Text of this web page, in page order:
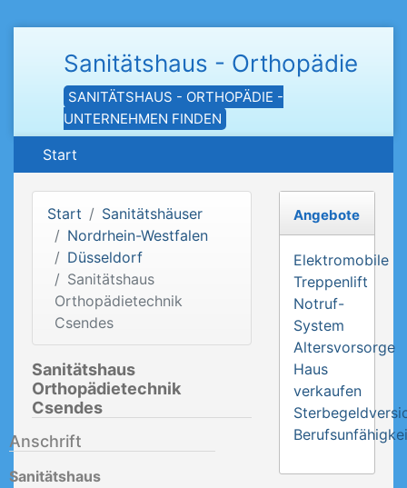
Sanitätshaus - Orthopädie
SANITÄTSHAUS - ORTHOPÄDIE -
UNTERNEHMEN FINDEN
Start
Start
Sanitätshäuser
Nordrhein-Westfalen
Düsseldorf
Sanitätshaus
Orthopädietechnik
Csendes
Sanitätshaus
Orthopädietechnik
Csendes
Anschrift
Sanitätshaus
Angebote
Elektromobile
Treppenlift
Notruf-
System
Altersvorsorge
Haus
verkaufen